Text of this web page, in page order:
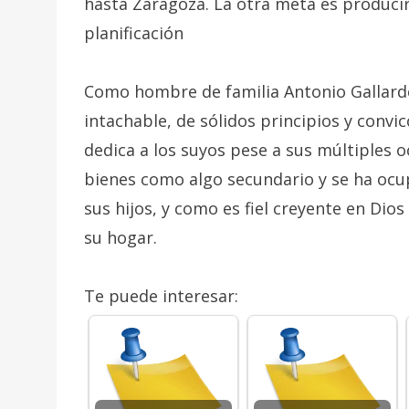
planificación
Como hombre de familia Antonio
intachable, de sólidos principios y
dedica a los suyos pese a sus múltiples
bienes como algo secundario y se ha
sus hijos, y como es fiel creyente en
su hogar.
Te puede interesar: